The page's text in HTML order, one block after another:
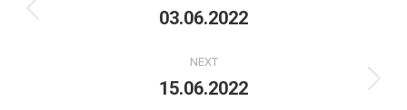
navigation
Previous
03.06.2022
NEXT
Next
15.06.2022